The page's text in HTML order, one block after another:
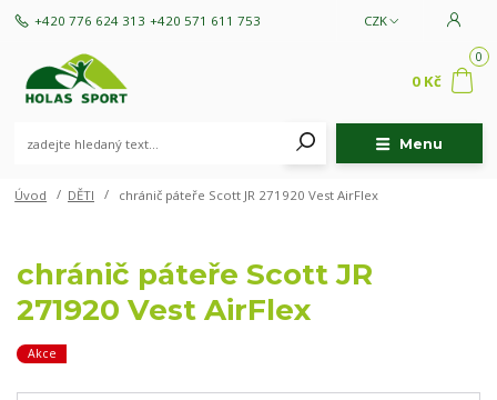
Menu
CZK
+420 776 624 313 +420 571 611 753
0
0 Kč
Úvod DĚTI chránič páteře Scott JR 271920 Vest AirFlex
chránič páteře Scott JR
271920 Vest AirFlex
Akce